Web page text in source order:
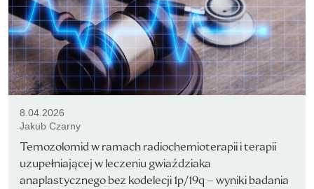
8.04.2026
Jakub Czarny
Temozolomid w ramach radiochemioterapii i terapii
uzupełniającej w leczeniu gwiaździaka
anaplastycznego bez kodelecji 1p/19q – wyniki badania